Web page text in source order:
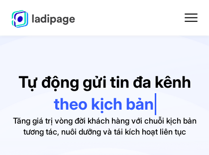
Tăng giá trị vòng đời khách hàng với chuỗi kịch bản
tương tác, nuôi dưỡng và tái kích hoạt liên tục
Tự động gửi tin đa kênh
chuỗi có trình tự